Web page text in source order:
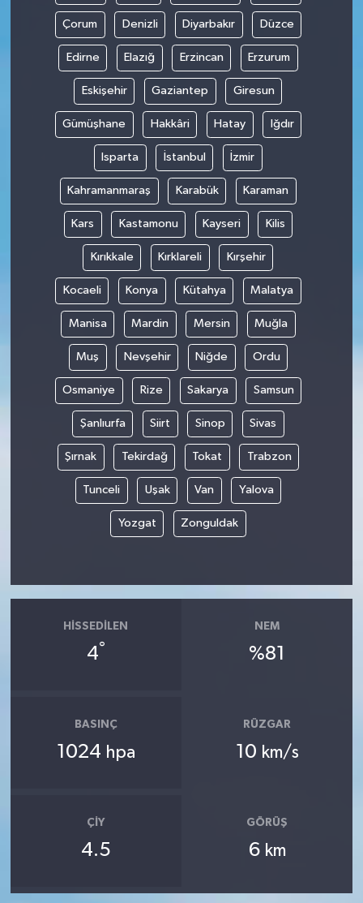
Çorum Denizli Diyarbakır Düzce
Edirne Elazığ Erzincan Erzurum
Eskişehir Gaziantep Giresun
Gümüşhane Hakkâri Hatay Iğdır
Isparta İstanbul İzmir
Kahramanmaraş Karabük Karaman
Kars Kastamonu Kayseri Kilis
Kırıkkale Kırklareli Kırşehir
Kocaeli Konya Kütahya Malatya
Manisa Mardin Mersin Muğla
Muş Nevşehir Niğde Ordu
Osmaniye Rize Sakarya Samsun
Şanlıurfa Siirt Sinop Sivas
Şırnak Tekirdağ Tokat Trabzon
Tunceli Uşak Van Yalova
Yozgat Zonguldak
HISSEDILEN
4°
NEM
%81
BASINÇ
1024 hpa
RÜZGAR
10 km/s
ÇIY
4.5
GÖRÜŞ
6 km